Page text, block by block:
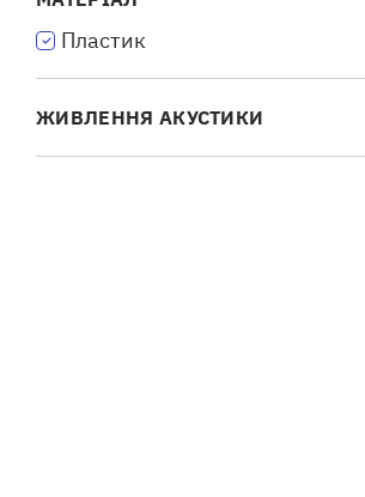
Пластик
ЖИВЛЕННЯ АКУСТИКИ